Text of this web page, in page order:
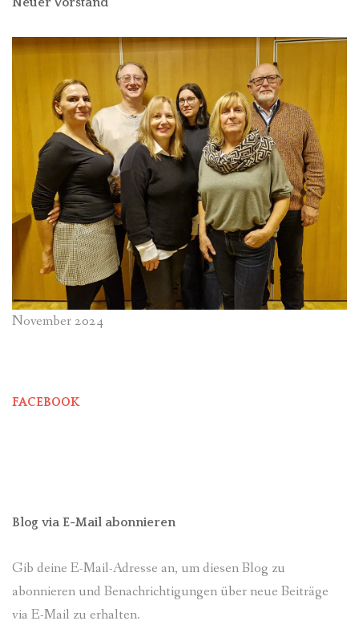
November 2024
FACEBOOK
Blog via E-Mail abonnieren
Gib deine E-Mail-Adresse an, um diesen Blog zu
abonnieren und Benachrichtigungen über neue Beiträge
via E-Mail zu erhalten.